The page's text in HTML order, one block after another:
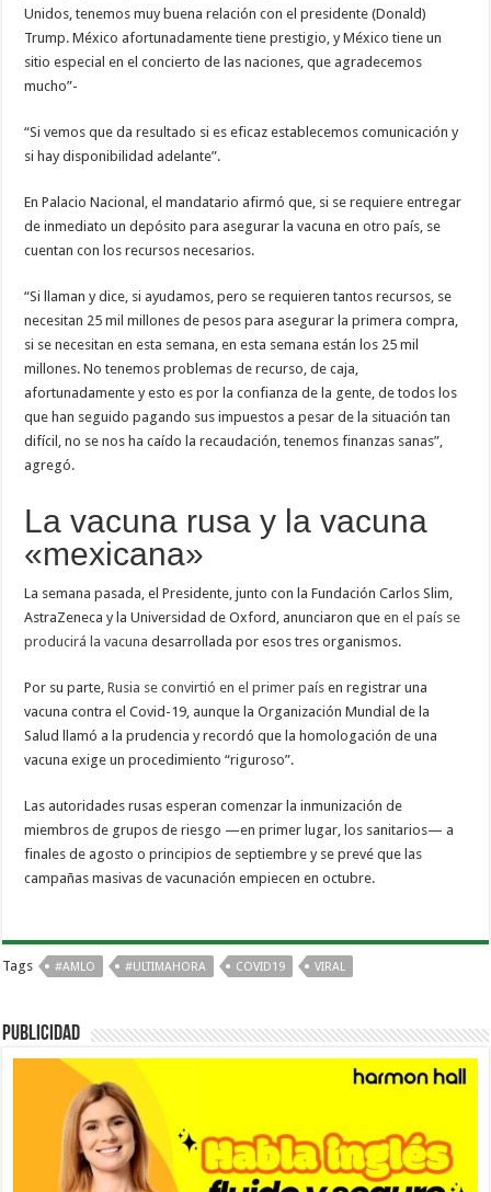
Unidos, tenemos muy buena relación con el presidente (Donald)
Trump. México afortunadamente tiene prestigio, y México tiene un
sitio especial en el concierto de las naciones, que agradecemos
mucho”-
“Si vemos que da resultado si es eficaz establecemos comunicación y
si hay disponibilidad adelante”.
En Palacio Nacional, el mandatario afirmó que, si se requiere entregar
de inmediato un depósito para asegurar la vacuna en otro país, se
cuentan con los recursos necesarios.
“Si llaman y dice, si ayudamos, pero se requieren tantos recursos, se
necesitan 25 mil millones de pesos para asegurar la primera compra,
si se necesitan en esta semana, en esta semana están los 25 mil
millones. No tenemos problemas de recurso, de caja,
afortunadamente y esto es por la confianza de la gente, de todos los
que han seguido pagando sus impuestos a pesar de la situación tan
difícil, no se nos ha caído la recaudación, tenemos finanzas sanas”,
agregó.
La vacuna rusa y la vacuna
«mexicana»
La semana pasada, el Presidente, junto con la Fundación Carlos Slim,
AstraZeneca y la Universidad de Oxford, anunciaron que en el país se
producirá la vacuna desarrollada por esos tres organismos.
Por su parte,Rusia se convirtió en el primer paísen registrar una
vacuna contra el Covid-19, aunque la Organización Mundial de la
Salud llamó a la prudencia y recordó que la homologación de una
vacuna exige un procedimiento “riguroso”.
Las autoridades rusas esperan comenzar la inmunización de
miembros de grupos de riesgo —en primer lugar, los sanitarios— a
finales de agosto o principios de septiembre y se prevé que las
campañas masivas de vacunación empiecen en octubre.
Tags #AMLO #ULTIMAHORA COVID19 VIRAL
PUBLICIDAD